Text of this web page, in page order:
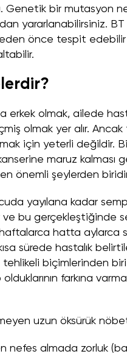
bir mutasyon
yararlanabilirsiniz.
önce tespit
erkek olmak, ailede
olmak yer alır.
için yeterli değildir.
maruz kalması
en önemli şeylerden
yayılana kadar
ve bu gerçekleştiğinde
hatta aylarca
sürede hastalık
tehlikeli biçimlerinden
farkına
uzun öksürük
almada zorluk